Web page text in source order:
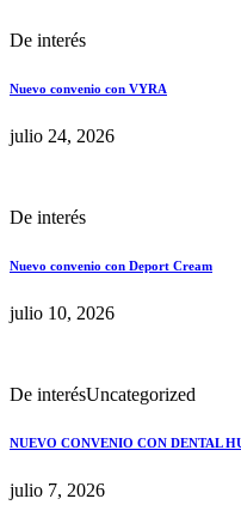
De interés
Nuevo convenio con VYRA
julio 24, 2026
De interés
Nuevo convenio con Deport Cream
julio 10, 2026
De interésUncategorized
NUEVO CONVENIO CON DENTAL
julio 7, 2026